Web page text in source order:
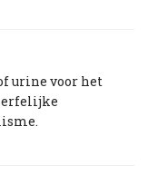
urine voor het
erfelijke